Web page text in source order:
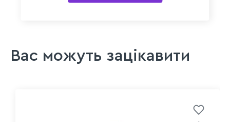
Вас можуть зацікавити